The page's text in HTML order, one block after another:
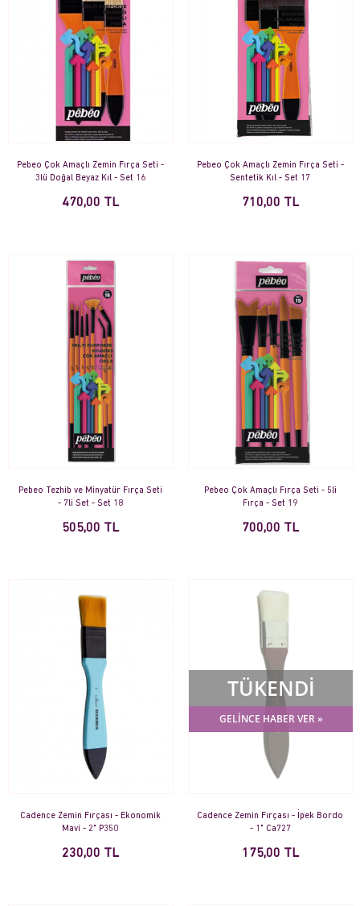
Pebeo Çok Amaçlı Zemin Fırça Seti -
3lü Doğal Beyaz Kıl - Set 16
470,00 TL
Pebeo Çok Amaçlı Zemin Fırça Seti -
Sentetik Kıl - Set 17
710,00 TL
Pebeo Tezhib ve Minyatür Fırça Seti
- 7li Set - Set 18
505,00 TL
Pebeo Çok Amaçlı Fırça Seti - 5li
Fırça - Set 19
700,00 TL
Cadence Zemin Fırçası - Ekonomik
Mavi - 2" P350
230,00 TL
TÜKENDİ
GELİNCE HABER VER »
Cadence Zemin Fırçası - İpek Bordo
- 1" Ca727
175,00 TL